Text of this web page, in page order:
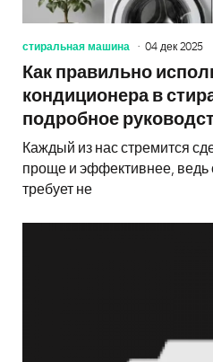
стиральная машина 04 дек 2025
Как правильно
кондиционера в
подробное
Каждый из нас стремится
проще и эффективнее,
требует не